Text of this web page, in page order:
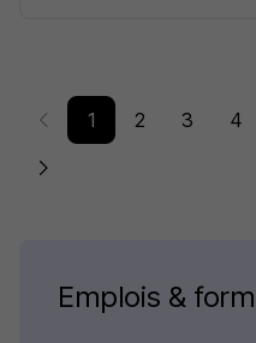
1 2 3 4
Emplois &